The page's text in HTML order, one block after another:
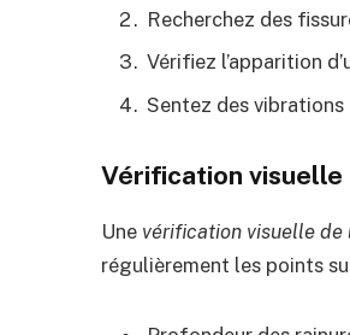
Recherchez des
Vérifiez l’apparition
Sentez des
Vérification visuelle
Une vérification visuelle de
régulièrement les points